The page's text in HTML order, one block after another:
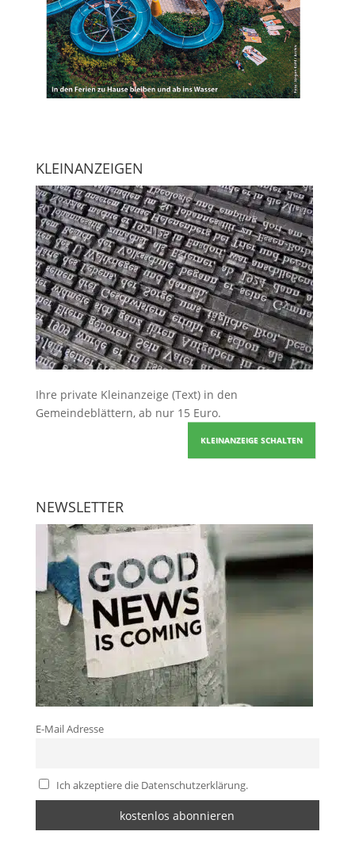
KLEINANZEIGEN
Ihre private Kleinanzeige (Text) in den
Gemeindeblättern, ab nur 15 Euro.
KLEINANZEIGE SCHALTEN
NEWSLETTER
E-Mail Adresse
Ich akzeptiere die Datenschutzerklärung.